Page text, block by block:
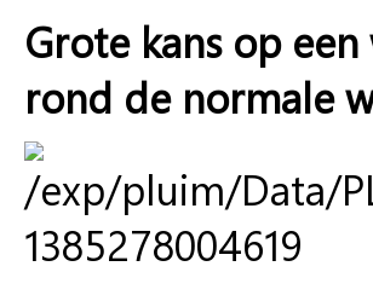
Grote kans op
rond de normale